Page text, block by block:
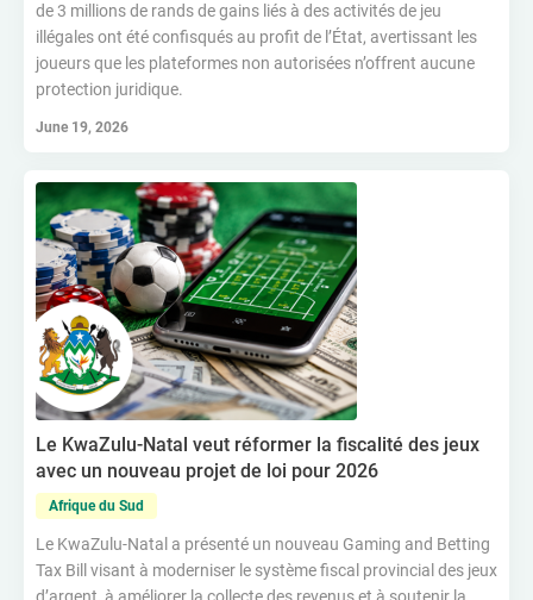
de 3 millions de rands de gains liés à des activités de jeu
illégales ont été confisqués au profit de l’État, avertissant les
joueurs que les plateformes non autorisées n’offrent aucune
protection juridique.
June 19, 2026
Le KwaZulu-Natal veut réformer la fiscalité des jeux
avec un nouveau projet de loi pour 2026
Afrique du Sud
Le KwaZulu-Natal a présenté un nouveau Gaming and Betting
Tax Bill visant à moderniser le système fiscal provincial des jeux